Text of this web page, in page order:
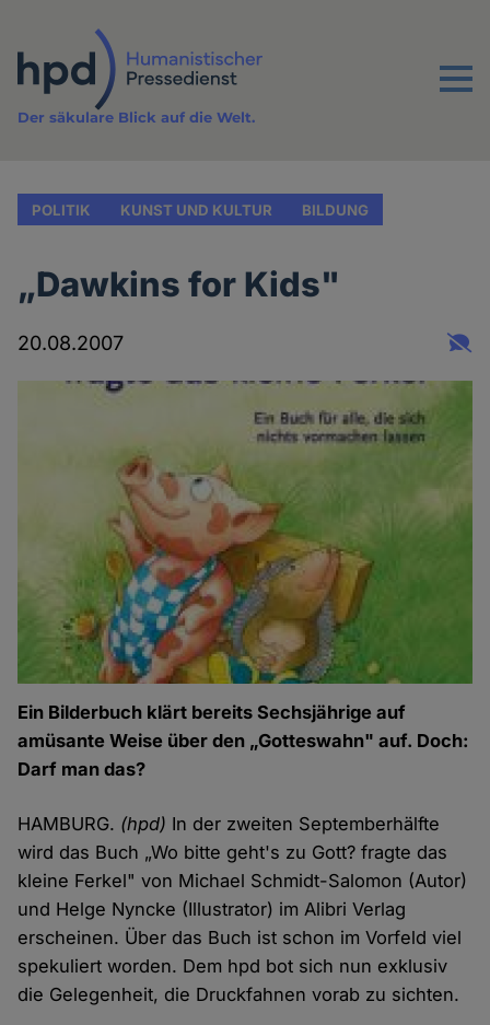
Inhalt
Menu
Der säkulare Blick auf die Welt.
POLITIK KUNST UND KULTUR BILDUNG
„Dawkins for Kids"
20.08.2007
Ein Bilderbuch klärt bereits Sechsjährige auf
amüsante Weise über den „Gotteswahn" auf. Doch:
Darf man das?
HAMBURG. (hpd) In der zweiten Septemberhälfte
wird das Buch „Wo bitte geht's zu Gott? fragte das
kleine Ferkel" von Michael Schmidt-Salomon (Autor)
und Helge Nyncke (Illustrator) im Alibri Verlag
erscheinen. Über das Buch ist schon im Vorfeld viel
spekuliert worden. Dem hpd bot sich nun exklusiv
die Gelegenheit, die Druckfahnen vorab zu sichten.